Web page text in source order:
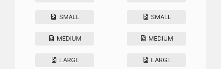
SMALL
MEDIUM
LARGE
SMALL
MEDIUM
LARGE